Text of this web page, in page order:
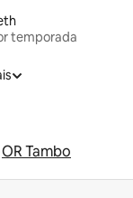
temporada
OR Tambo